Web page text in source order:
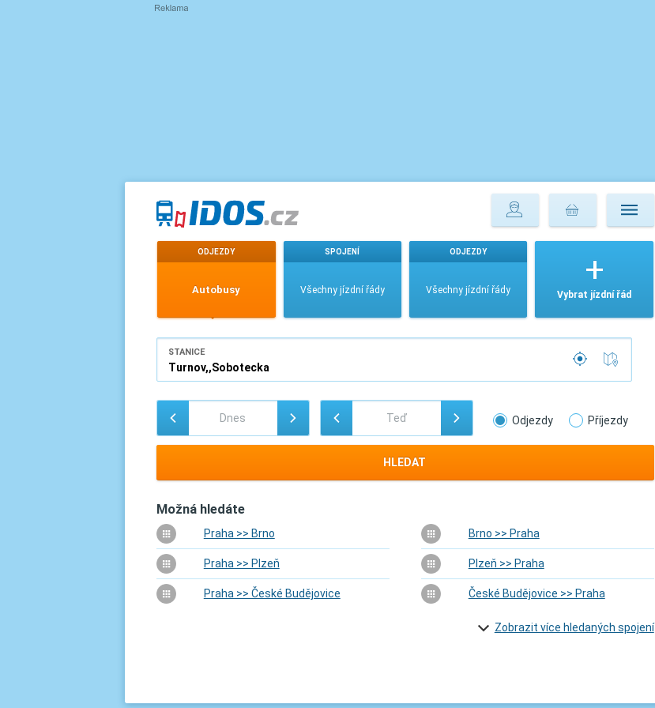
ODJEZDY
Autobusy
SPOJENÍ
Všechny jízdní řády
ODJEZDY
Všechny jízdní řády Vybrat jízdní řád
STANICE
Odjezdy Příjezdy
HLEDAT
Možná hledáte
Praha >> Brno Brno >> Praha
Praha >> Plzeň Plzeň >> Praha
Praha >> České Budějovice České Budějovice >> Praha
Zobrazit více hledaných spojení